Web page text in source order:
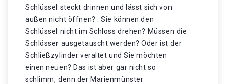
Schlüssel steckt drinnen und lässt sich von
außen nicht öffnen? . Sie können den
Schlüssel nicht im Schloss drehen? Müssen die
Schlösser ausgetauscht werden? Oder ist der
Schließzylinder veraltet und Sie möchten
einen neuen? Das ist aber gar nicht so
schlimm, denn der Marienmünster